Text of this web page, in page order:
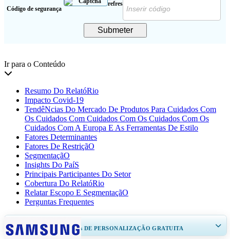
Código de segurança
Submeter
Ir para o Conteúdo
Resumo Do RelatóRio
Impacto Covid-19
TendêNcias Do Mercado De Produtos Para Cuidados Com
Os Cuidados Com Cuidados Com Os Cuidados Com Os
Cuidados Com A Europa E As Ferramentas De Estilo
Fatores Determinantes
Fatores De RestriçãO
SegmentaçãO
Insights Do PaíS
Principais Participantes Do Setor
Cobertura Do RelatóRio
Relatar Escopo E SegmentaçãO
Perguntas Frequentes
RECEBA DE 30 A 60 horas DE PERSONALIZAÇÃO GRATUITA